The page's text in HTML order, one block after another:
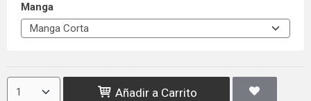
Manga
Añadir a Carrito